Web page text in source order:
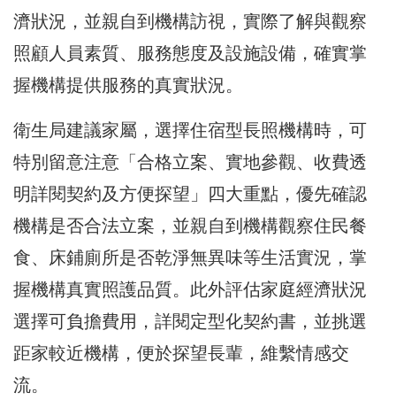
濟狀況，並親自到機構訪視，實際了解與觀察
照顧人員素質、服務態度及設施設備，確實掌
握機構提供服務的真實狀況。
衛生局建議家屬，選擇住宿型長照機構時，可
特別留意注意「合格立案、實地參觀、收費透
明詳閱契約及方便探望」四大重點，優先確認
機構是否合法立案，並親自到機構觀察住民餐
食、床鋪廁所是否乾淨無異味等生活實況，掌
握機構真實照護品質。此外評估家庭經濟狀況
選擇可負擔費用，詳閱定型化契約書，並挑選
距家較近機構，便於探望長輩，維繫情感交
流。